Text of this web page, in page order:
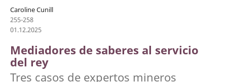
Caroline Cunill
255-258
01.12.2025
Mediadores de saberes al servicio
del rey
Tres casos de expertos mineros